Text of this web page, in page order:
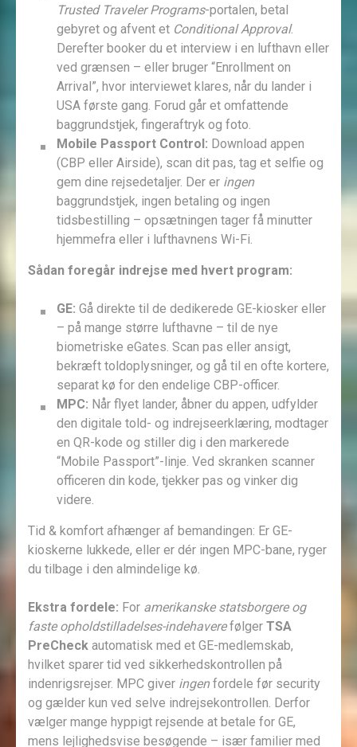
Trusted Traveler Programs-portalen, betal
gebyret og afvent et Conditional Approval.
Derefter booker du et interview i en lufthavn eller
ved grænsen – eller bruger “Enrollment on
Arrival”, hvor interviewet klares, når du lander i
USA første gang. Forud går et omfattende
baggrundstjek, fingeraftryk og foto.
Mobile Passport Control: Download appen
(CBP eller Airside), scan dit pas, tag et selfie og
gem dine rejsedetaljer. Der er ingen
baggrundstjek, ingen betaling og ingen
tidsbestilling – opsætningen tager få minutter
hjemmefra eller i lufthavnens Wi-Fi.
Sådan foregår indrejse med hvert program:
GE: Gå direkte til de dedikerede GE-kiosker eller
– på mange større lufthavne – til de nye
biometriske eGates. Scan pas eller ansigt,
bekræft toldoplysninger, og gå til en ofte kortere,
separat kø for den endelige CBP-officer.
MPC: Når flyet lander, åbner du appen, udfylder
den digitale told- og indrejseerklæring, modtager
en QR-kode og stiller dig i den markerede
“Mobile Passport”-linje. Ved skranken scanner
officeren din kode, tjekker pas og vinker dig
videre.
Tid & komfort afhænger af bemandingen: Er GE-
kioskerne lukkede, eller er dér ingen MPC-bane, ryger
du tilbage i den almindelige kø.
Ekstra fordele: For amerikanske statsborgere og
faste opholdstilladelses-indehaverefølger TSA
PreCheck automatisk med et GE-medlemskab,
hvilket sparer tid ved sikkerhedskontrollen på
indenrigsrejser. MPC giver ingenfordele før security
og gælder kun ved selve indrejsekontrollen. Derfor
vælger mange hyppigt rejsende at betale for GE,
mens lejlighedsvise besøgende – især familier med